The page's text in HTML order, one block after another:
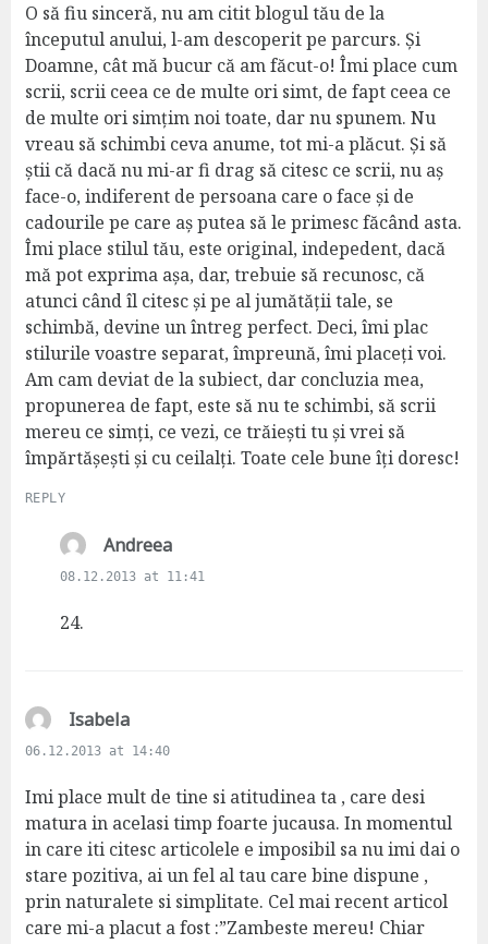
s
:
O să fiu sinceră, nu am citit blogul tău de la
începutul anului, l-am descoperit pe parcurs. Și
Doamne, cât mă bucur că am făcut-o! Îmi place cum
scrii, scrii ceea ce de multe ori simt, de fapt ceea ce
de multe ori simțim noi toate, dar nu spunem. Nu
vreau să schimbi ceva anume, tot mi-a plăcut. Și să
știi că dacă nu mi-ar fi drag să citesc ce scrii, nu aș
face-o, indiferent de persoana care o face și de
cadourile pe care aș putea să le primesc făcând asta.
Îmi place stilul tău, este original, indepedent, dacă
mă pot exprima așa, dar, trebuie să recunosc, că
atunci când îl citesc și pe al jumătății tale, se
schimbă, devine un întreg perfect. Deci, îmi plac
stilurile voastre separat, împreună, îmi placeți voi.
Am cam deviat de la subiect, dar concluzia mea,
propunerea de fapt, este să nu te schimbi, să scrii
mereu ce simți, ce vezi, ce trăiești tu și vrei să
împărtășești și cu ceilalți. Toate cele bune îți doresc!
REPLY
Andreeas
a
08.12.2013 at 11:41
24.
Isabelas
a
s
:
06.12.2013 at 14:40
Imi place mult de tine si atitudinea ta , care desi
matura in acelasi timp foarte jucausa. In momentul
in care iti citesc articolele e imposibil sa nu imi dai o
stare pozitiva, ai un fel al tau care bine dispune ,
prin naturalete si simplitate. Cel mai recent articol
care mi-a placut a fost :”Zambeste mereu! Chiar